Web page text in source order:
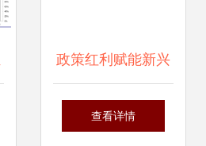
政策红利赋能新兴
产业发展，家用视
查看详情